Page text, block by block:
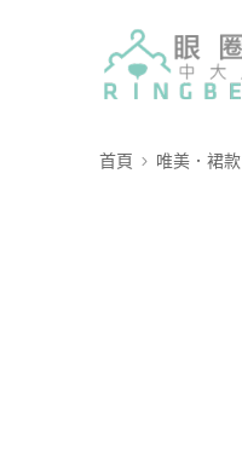
首頁 唯美．裙款